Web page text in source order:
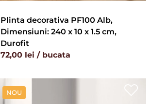
Plinta decorativa PF100 Alb,
Dimensiuni: 240 x 10 x 1.5 cm,
Durofit
72,00 lei / bucata
NOU